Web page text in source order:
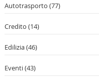
Autotrasporto (77)
Credito (14)
Edilizia(46)
Eventi(43)